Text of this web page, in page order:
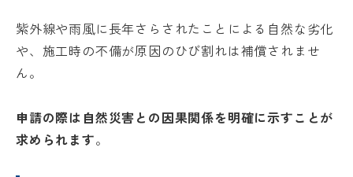
紫外線や雨風に長年さらされたことによる自然な劣化
や、施工時の不備が原因のひび割れは補償されませ
ん。
申請の際は自然災害との因果関係を明確に示すことが
求められます。